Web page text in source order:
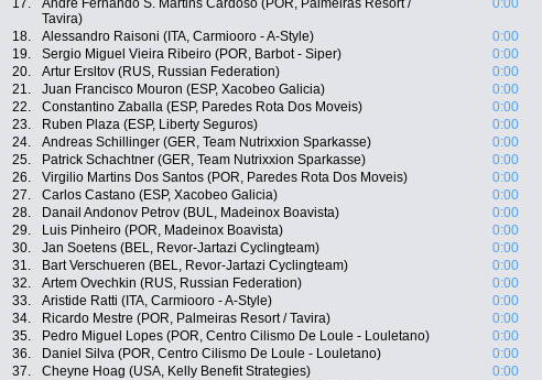
17.
Andre Fernando S. Martins Cardoso (POR, Palmeiras Resort /
Tavira)
0:00
18. Alessandro Raisoni (ITA, Carmiooro - A-Style)
0:00
19.
Sergio Miguel Vieira Ribeiro (POR, Barbot - Siper)
0:00
20.
Artur Ersltov (RUS, Russian Federation)
0:00
21.
Juan Francisco Mouron (ESP, Xacobeo Galicia)
0:00
22.
Constantino Zaballa (ESP, Paredes Rota Dos Moveis)
0:00
23.
Ruben Plaza (ESP, Liberty Seguros)
0:00
24.
Andreas Schillinger (GER, Team Nutrixxion Sparkasse)
0:00
25.
Patrick Schachtner (GER, Team Nutrixxion Sparkasse)
0:00
26.
Virgilio Martins Dos Santos (POR, Paredes Rota Dos Moveis)
0:00
27.
Carlos Castano (ESP, Xacobeo Galicia)
0:00
28.
Danail Andonov Petrov (BUL, Madeinox Boavista)
0:00
29.
Luis Pinheiro (POR, Madeinox Boavista)
0:00
30.
Jan Soetens (BEL, Revor-Jartazi Cyclingteam)
0:00
31.
Bart Verschueren (BEL, Revor-Jartazi Cyclingteam)
0:00
32.
Artem Ovechkin (RUS, Russian Federation)
0:00
33.
Aristide Ratti (ITA, Carmiooro - A-Style)
0:00
34.
Ricardo Mestre (POR, Palmeiras Resort / Tavira)
0:00
35.
Pedro Miguel Lopes (POR, Centro Cilismo De Loule - Louletano)
0:00
36.
Daniel Silva (POR, Centro Cilismo De Loule - Louletano)
0:00
37.
Cheyne Hoag (USA, Kelly Benefit Strategies)
0:00
Twitter
Newsletter: